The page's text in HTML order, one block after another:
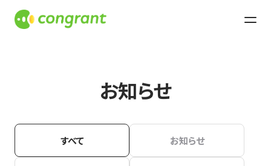
お知らせ
すべて お知らせ